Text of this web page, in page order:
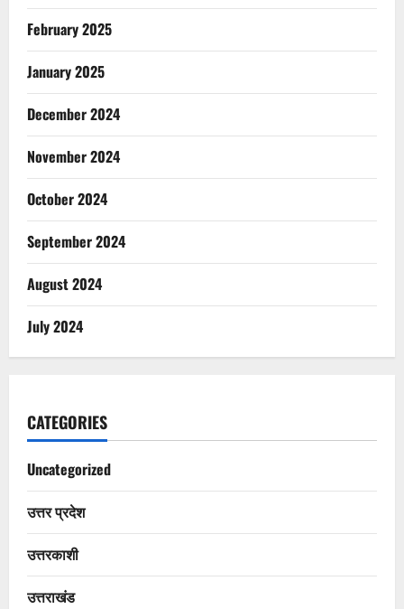
February 2025
January 2025
December 2024
November 2024
October 2024
September 2024
August 2024
July 2024
CATEGORIES
Uncategorized
उत्तर प्रदेश
उत्तरकाशी
उत्तराखंड